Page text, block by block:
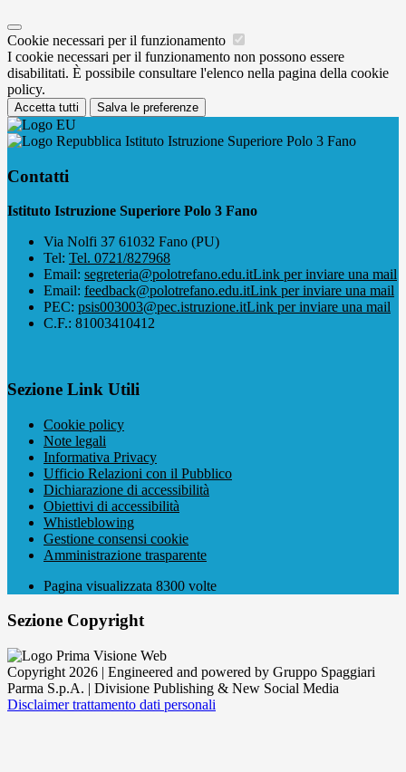
Cookie necessari per il funzionamento
I cookie necessari per il funzionamento non possono essere
disabilitati. È possibile consultare l'elenco nella pagina della cookie
policy.
Accetta tutti Salva le preferenze
Istituto Istruzione Superiore Polo 3 Fano
Contatti
Istituto Istruzione Superiore Polo 3 Fano
Via Nolfi 37 61032 Fano (PU)
Tel: Tel. 0721/827968
Email: segreteria@polotrefano.e​du.itLink per inviare una mail
Email: feedback@polotrefano.edu.itLink per inviare una mail
PEC: psis003003@pec.istruzione.itLink per inviare una mail
C.F.: 81003410412
Sezione Link Utili
Cookie policy
Note legali
Informativa Privacy
Ufficio Relazioni con il Pubblico
Dichiarazione di accessibilità
Obiettivi di accessibilità
Whistleblowing
Gestione consensi cookie
Amministrazione trasparente
Pagina visualizzata 8300 volte
Sezione Copyright
Copyright 2026 | Engineered and powered by Gruppo Spaggiari
Parma S.p.A. | Divisione Publishing & New Social Media
Disclaimer trattamento dati personali